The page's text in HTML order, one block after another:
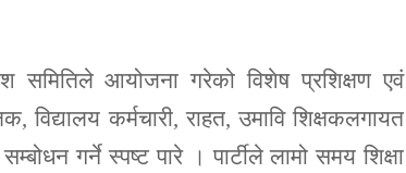
समितिले आयोजना गरेको विशेष प्रशिक्षण एवं
विद्यालय कर्मचारी, राहत, उमावि शिक्षकलगायत
गर्ने स्पष्ट पारे । पार्टीले लामो समय शिक्षा